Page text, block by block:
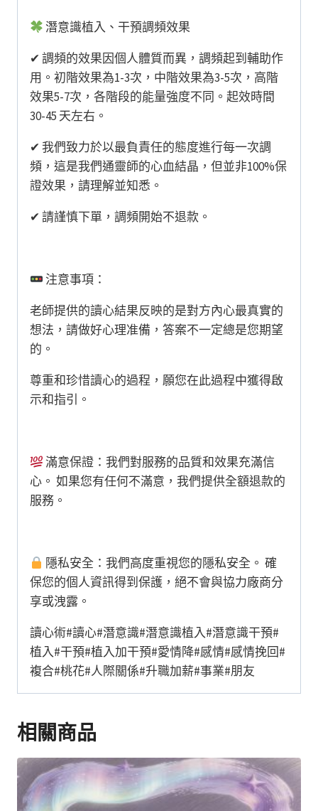
潛意識植入、干預調頻效果
✔︎ 調頻的效果因個人體質而異，調頻起到輔助作
用。初階效果為1-3次，中階效果為3-5次，高階
效果5-7次，各階段的能量強度不同。起效時間
30-45 天左右。
✔︎ 我們致力於以最負責任的態度進行每一次調
頻，這是我們通靈師的心血結晶，但並非100%保
證效果，請理解並知悉。
✔︎ 請謹慎下單，調頻開始不退款。
注意事項：
老師提供的讀心結果反映的是對方內心最真實的
想法，請做好心理准備，答案不一定總是您期望
的。
尊重和珍惜讀心的過程，願您在此過程中獲得啟
示和指引。
滿意保證：我們對服務的品質和效果充滿信
心。 如果您有任何不滿意，我們提供全額退款的
服務。
隱私安全：我們高度重視您的隱私安全。 確
保您的個人資訊得到保護，絕不會與協力廠商分
享或洩露。
讀心術#讀心#潛意識#潛意識植入#潛意識干預#
植入#干預#植入加干預#愛情降#感情#感情挽回#
複合#桃花#人際關係#升職加薪#事業#朋友
相關商品